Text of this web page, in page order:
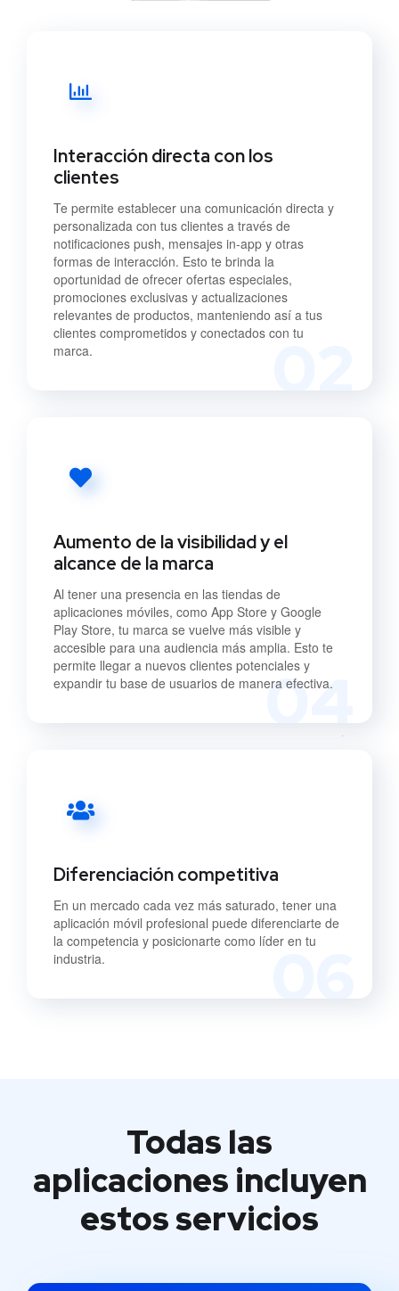
Interacción directa con los
clientes
Te permite establecer una comunicación directa y
personalizada con tus clientes a través de
notificaciones push, mensajes in-app y otras
formas de interacción. Esto te brinda la
oportunidad de ofrecer ofertas especiales,
promociones exclusivas y actualizaciones
relevantes de productos, manteniendo así a tus
clientes comprometidos y conectados con tu
marca.
04
Aumento de la visibilidad y el
alcance de la marca
Al tener una presencia en las tiendas de
aplicaciones móviles, como App Store y Google
Play Store, tu marca se vuelve más visible y
accesible para una audiencia más amplia. Esto te
permite llegar a nuevos clientes potenciales y
expandir tu base de usuarios de manera efectiva.
Diferenciación competitiva
En un mercado cada vez más saturado, tener una
aplicación móvil profesional puede diferenciarte de
la competencia y posicionarte como líder en tu
industria.
Todas las
aplicaciones incluyen
estos servicios